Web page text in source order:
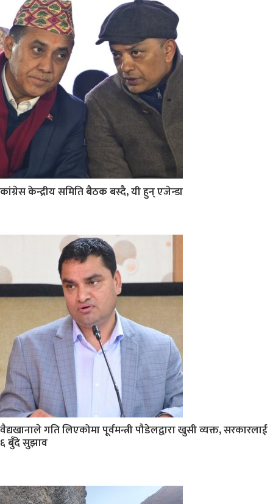
कांग्रेस केन्द्रीय समिति बैठक बस्दै, यी हुन् एजेन्डा
वैद्यखानाले गति लिएकोमा पूर्वमन्त्री पौडेलद्वारा खुसी व्यक्त, सरकारलाई
६ बुँदे सुझाव